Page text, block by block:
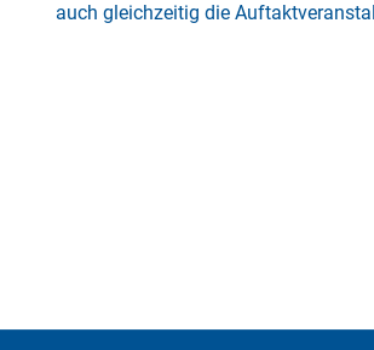
auch gleichzeitig die